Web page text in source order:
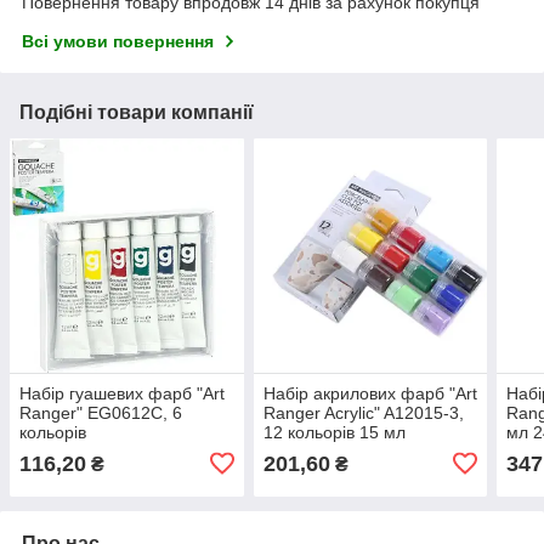
Всі умови повернення
Подібні товари компанії
Набір гуашевих фарб "Art
Ranger" EG0612C, 6
кольорів
116,20 ₴
Набір акрилових фарб "Art
Ranger Acrylic" A12015-3,
12 кольорів 15 мл
201,60₴
мл